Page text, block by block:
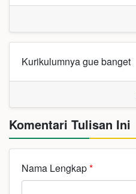
Kurikulumnya gue banget
Komentari Tulisan Ini
Nama Lengkap*